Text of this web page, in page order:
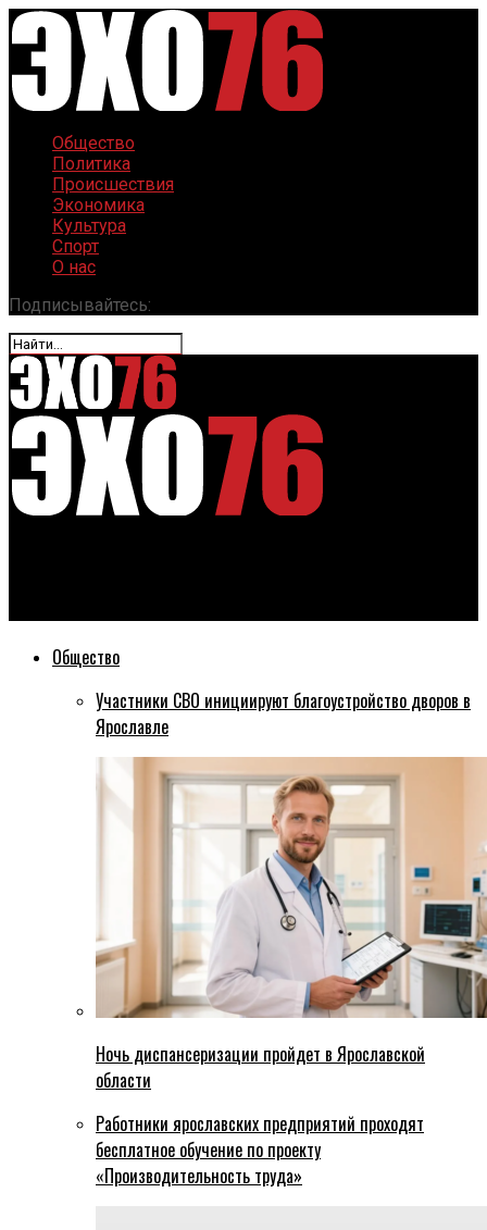
Общество
Политика
Происшествия
Экономика
Культура
Спорт
О нас
Подписывайтесь:
Общество
Участники СВО инициируют благоустройство дворов в
Ярославле
Ночь диспансеризации пройдет в Ярославской
области
Работники ярославских предприятий проходят
бесплатное обучение по проекту
«Производительность труда»